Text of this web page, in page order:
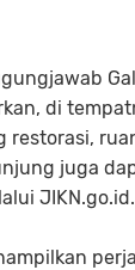
di
restorasi,
juga
JIKN.go.id.